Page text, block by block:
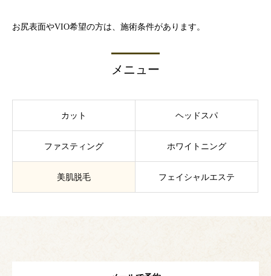
お尻表面やVIO希望の方は、施術条件があります。
メニュー
カット ヘッドスパ
ファスティング ホワイトニング
美肌脱毛 フェイシャルエステ